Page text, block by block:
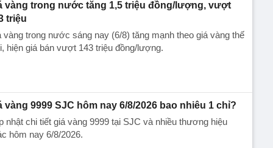
vàng trong nước tăng 1,5 triệu đồng/lượng, vượt
triệu
vàng trong nước sáng nay (6/8) tăng mạnh theo giá vàng thế
hiện giá bán vượt 143 triệu đồng/lượng.
vàng 9999 SJC hôm nay 6/8/2026 bao nhiêu 1 chỉ?
nhật chi tiết giá vàng 9999 tại SJC và nhiều thương hiệu
hôm nay 6/8/2026.